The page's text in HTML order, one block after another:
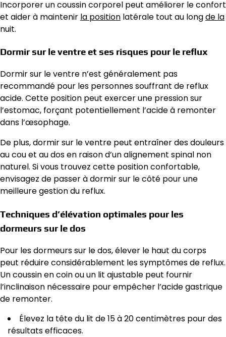
Incorporer un coussin corporel peut améliorer le confort
et aider à maintenir la position latérale tout au longde la
nuit.
Dormir sur le ventre et ses risques pour le reflux
Dormir sur le ventre n’est généralement pas
recommandé pour les personnes souffrant de reflux
acide. Cette position peut exercer une pression sur
l’estomac, forçant potentiellement l’acide à remonter
dans l’œsophage.
De plus, dormir sur le ventre peut entraîner des douleurs
au cou et au dos en raison d’un alignement spinal non
naturel. Si vous trouvez cette position confortable,
envisagez de passer à dormir sur le côté pour une
meilleure gestion du reflux.
Techniques d’élévation optimales pour les
dormeurs sur le dos
Pour les dormeurs sur le dos, élever le haut du corps
peut réduire considérablement les symptômes de reflux.
Un coussin en coin ou un lit ajustable peut fournir
l’inclinaison nécessaire pour empêcher l’acide gastrique
de remonter.
Élevez la tête du lit de 15 à 20 centimètres pour des
résultats efficaces.